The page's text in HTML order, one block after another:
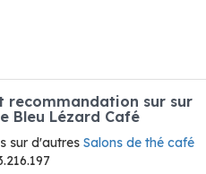
recommandation sur sur
Bleu Lézard Café
sur d'autres Salons de thé café